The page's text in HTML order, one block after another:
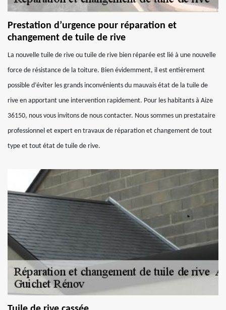
Prestation d’urgence pour réparation et
changement de tuile de rive
La nouvelle tuile de rive ou tuile de rive bien réparée est lié à une nouvelle
force de résistance de la toiture. Bien évidemment, il est entièrement
possible d’éviter les grands inconvénients du mauvais état de la tuile de
rive en apportant une intervention rapidement. Pour les habitants à Aize
36150, nous vous invitons de nous contacter. Nous sommes un prestataire
professionnel et expert en travaux de réparation et changement de tout
type et tout état de tuile de rive.